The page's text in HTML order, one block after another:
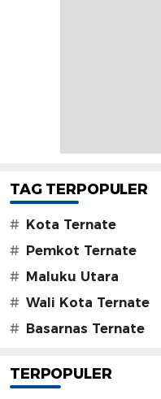
TAG TERPOPULER
#
Kota Ternate
#
Pemkot Ternate
#
Maluku Utara
# Wali Kota Ternate
#
Basarnas Ternate
TERPOPULER